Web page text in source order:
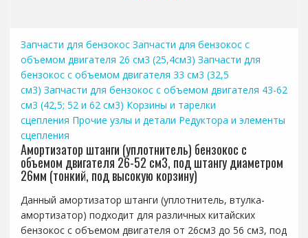
Запчасти для бензокос Запчасти для бензокос с
объемом двигателя 26 см3 (25,4см3) Запчасти для
бензокос с объемом двигателя 33 см3 (32,5
см3) Запчасти для бензокос с объемом двигателя 43-62
см3 (42,5; 52 и 62 см3) Корзины и тарелки
сцепления Прочие узлы и детали Редуктора и элементы
сцепления
Амортизатор штанги (уплотнитель) бензокос с
объемом двигателя 26-52 см3, под штангу диаметром
26мм (тонкий, под высокую корзину)
Данный амортизатор штанги (уплотнитель, втулка-
амортизатор) подходит для различных китайских
бензокос с объемом двигателя от 26см3 до 56 см3, под